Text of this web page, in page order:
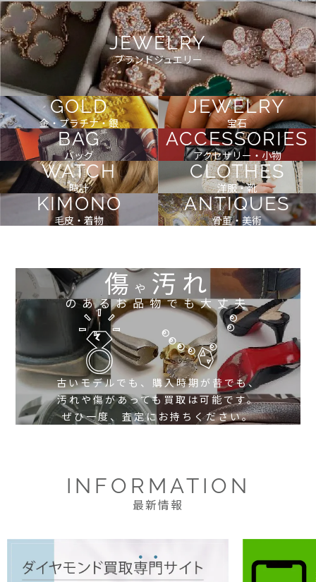
JEWELRY
ブランドジュエリー
GOLD
金・プラチナ・銀
JEWELRY
宝石
BAG
バッグ
ACCESSORIES
アクセサリー・小物
WATCH
時計
CLOTHES
洋服・靴
KIMONO
毛皮・着物
ANTIQUES
骨董・美術
傷や 汚れ
のあるお品物でも大丈夫
古いモデルでも、購入時期が昔でも、
汚れや傷があっても買取は可能です。
ぜひ一度、査定にお持ちください。
INFORMATION
最新情報